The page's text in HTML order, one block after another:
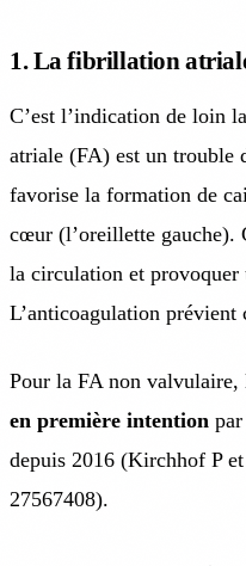
1. La fibrillation
C’est l’indication de loin
atriale (FA) est un trouble
favorise la formation de
cœur (l’oreillette gauche).
la circulation et provoquer
L’anticoagulation prévient
Pour la FA non
en première intention
depuis 2016 (Kirchhof P
27567408).